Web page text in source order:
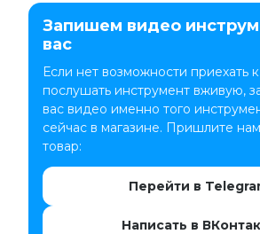
Запишем видео
вас
Если нет возможности приехать
послушать инструмент вживую,
вас видео именно того
сейчас в магазине. Пришлите
товар:
Перейти в
Написать в